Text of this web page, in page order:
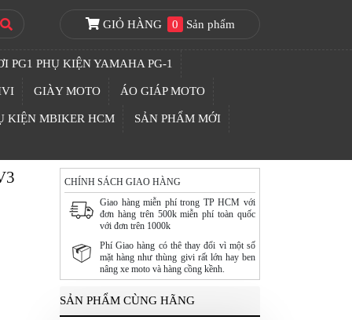
GIỎ HÀNG 0 Sản phẩm
PG1 PHỤ KIỆN YAMAHA PG-1
GIÀY MOTO ÁO GIÁP MOTO
KIỆN MBIKER HCM SẢN PHẨM MỚI
CHÍNH SÁCH GIAO HÀNG
Giao hàng miễn phí trong TP HCM với
đơn hàng trên 500k miễn phí toàn quốc
với đơn trên 1000k
Phí Giao hàng có thê thay đổi vì một số
mặt hàng như thùng givi rất lớn hay ben
nâng xe moto và hàng cồng kềnh.
SẢN PHẨM CÙNG HÃNG